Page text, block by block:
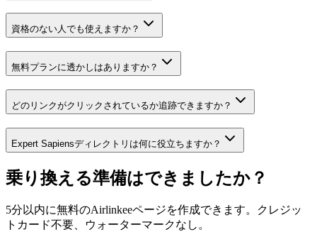
資格のない人でも使えますか？
無料プランに透かしはありますか？
どのリンクがクリックされているか追跡できますか？
Expert Sapiensディレクトリは何に役立ちますか？
乗り換える準備はできましたか？
5分以内に無料のAirlinkeeページを作成できます。クレジッ
トカード不要、ウォーターマークなし。